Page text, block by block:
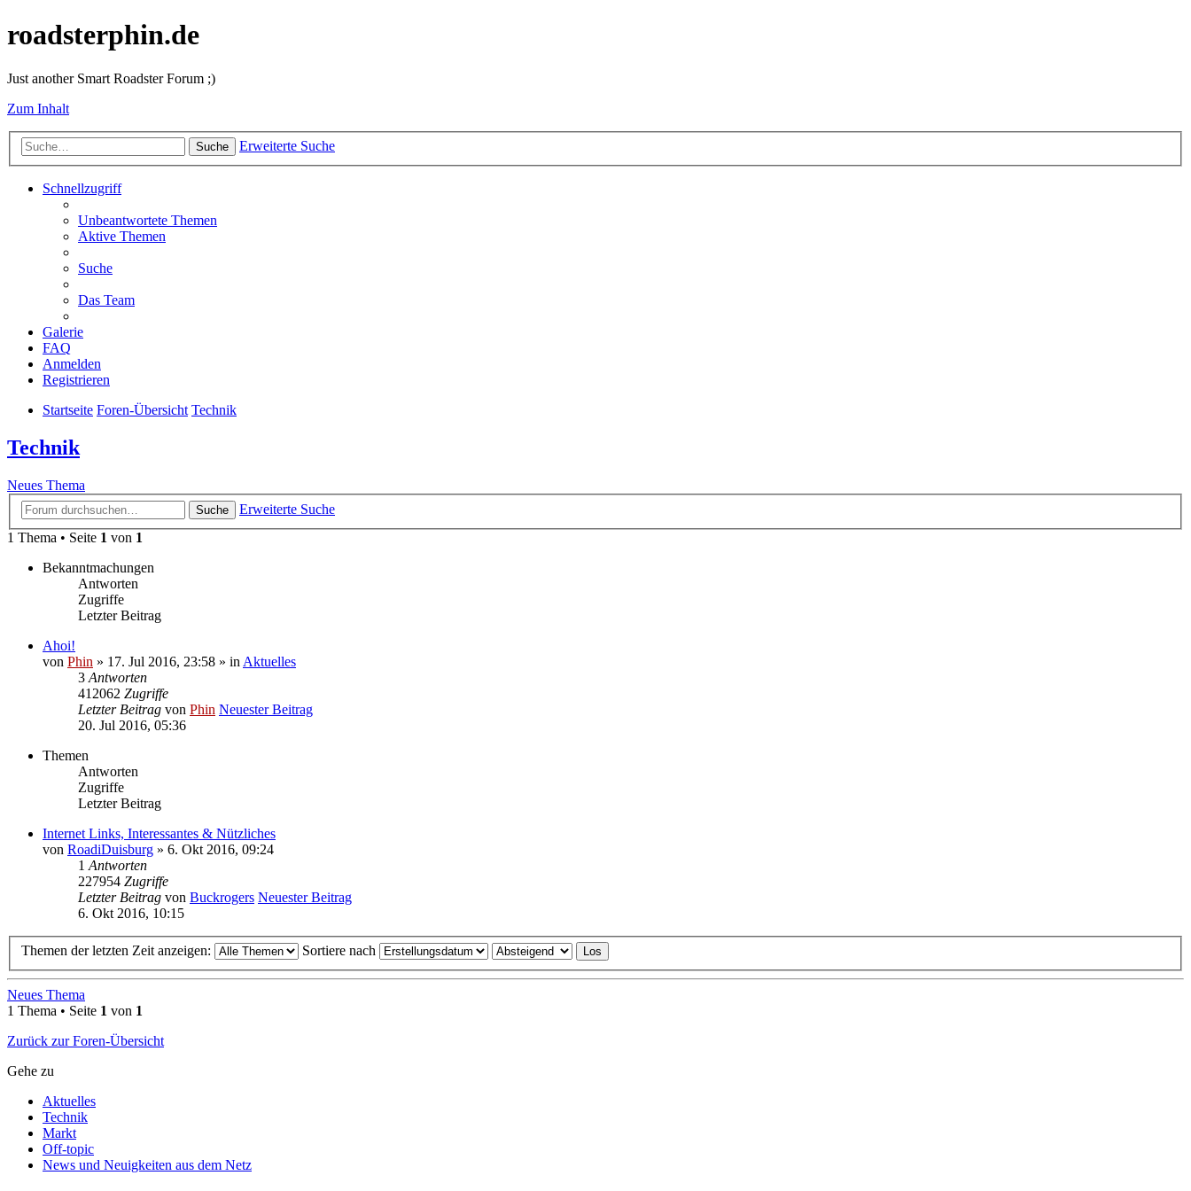
roadsterphin.de
Just another Smart Roadster Forum ;)
Zum Inhalt
Suche Erweiterte Suche
Schnellzugriff
Unbeantwortete Themen
Aktive Themen
Suche
Das Team
Galerie
FAQ
Anmelden
Registrieren
Startseite Foren-Übersicht Technik
Technik
Neues Thema
Suche
Erweiterte Suche
1 Thema • Seite 1 von 1
Bekanntmachungen
Antworten
Zugriffe
Letzter Beitrag
Ahoi!
von Phin » 17. Jul 2016, 23:58 » in Aktuelles
3 Antworten
412062 Zugriffe
Letzter Beitrag von Phin Neuester Beitrag
20. Jul 2016, 05:36
Themen
Antworten
Zugriffe
Letzter Beitrag
Internet Links, Interessantes & Nützliches
von RoadiDuisburg » 6. Okt 2016, 09:24
1 Antworten
227954 Zugriffe
Letzter Beitrag von Buckrogers Neuester Beitrag
6. Okt 2016, 10:15
Themen der letzten Zeit anzeigen: Sortiere nach
Neues Thema
1 Thema • Seite 1 von 1
Zurück zur Foren-Übersicht
Gehe zu
Aktuelles
Technik
Markt
Off-topic
News und Neuigkeiten aus dem Netz